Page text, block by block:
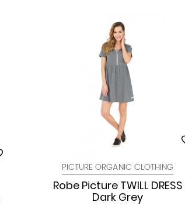
PICTURE ORGANIC CLOTHING
Robe Picture TWILL DRESS
Dark Grey